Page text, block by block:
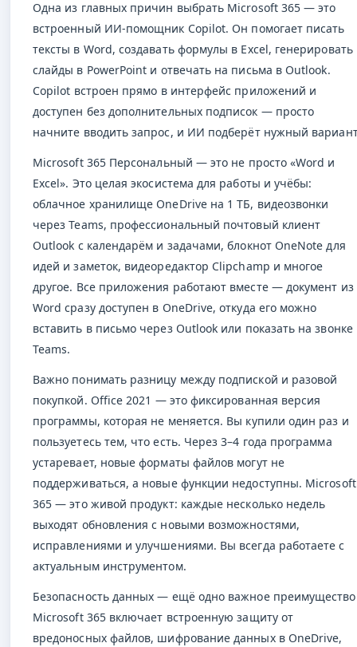
Одна из главных причин выбрать Microsoft 365 — это
встроенный ИИ-помощник Copilot. Он помогает писать
тексты в Word, создавать формулы в Excel, генерировать
слайды в PowerPoint и отвечать на письма в Outlook.
Copilot встроен прямо в интерфейс приложений и
доступен без дополнительных подписок — просто
начните вводить запрос, и ИИ подберёт нужный
Microsoft 365 Персональный — это не просто «Word и
Excel». Это целая экосистема для работы и учёбы:
облачное хранилище OneDrive на 1 ТБ, видеозвонки
через Teams, профессиональный почтовый клиент
Outlook с календарём и задачами, блокнот OneNote для
идей и заметок, видеоредактор Clipchamp и многое
другое. Все приложения работают вместе — документ из
Word сразу доступен в OneDrive, откуда его можно
вставить в письмо через Outlook или показать на звонке
Teams.
Важно понимать разницу между подпиской и разовой
покупкой. Office 2021 — это фиксированная версия
программы, которая не меняется. Вы купили один раз и
пользуетесь тем, что есть. Через 3–4 года программа
устаревает, новые форматы файлов могут не
поддерживаться, а новые функции недоступны. Microsoft
365 — это живой продукт: каждые несколько недель
выходят обновления с новыми возможностями,
исправлениями и улучшениями. Вы всегда работаете с
актуальным инструментом.
Безопасность данных — ещё одно важное
Microsoft 365 включает встроенную защиту от
вредоносных файлов, шифрование данных в OneDrive,